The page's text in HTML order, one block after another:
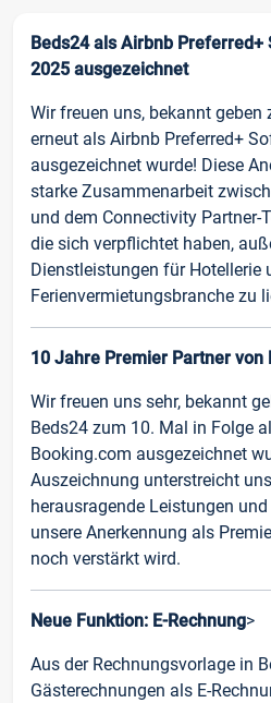
Beds24 als Airbnb
2025 ausgezeichnet
Wir freuen uns, bekannt geben
erneut als Airbnb Preferred+
ausgezeichnet wurde! Diese
starke Zusammenarbeit
und dem Connectivity Partner-
die sich verpflichtet haben,
Dienstleistungen für Hotellerie
Ferienvermietungsbranche zu
10 Jahre Premier Partner von
Wir freuen uns sehr, bekannt
Beds24 zum 10. Mal in Folge
Booking.com ausgezeichnet
Auszeichnung unterstreicht
herausragende Leistungen
unsere Anerkennung als
noch verstärkt wird.
Neue Funktion: E-Rechnung>
Aus der Rechnungsvorlage in
Gästerechnungen als E-